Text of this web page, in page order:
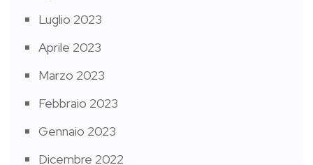
Luglio 2023
Aprile 2023
Marzo 2023
Febbraio 2023
Gennaio 2023
Dicembre 2022